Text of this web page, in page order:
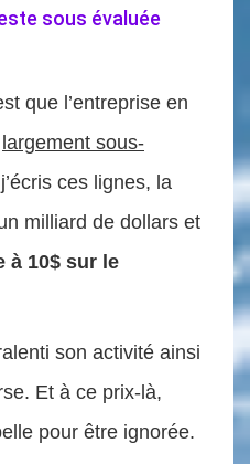
sous évaluée
que l’entreprise en
largement sous-
ces lignes, la
milliard de dollars et
à 10$ sur le
son activité ainsi
Et à ce prix-là,
pour être ignorée.